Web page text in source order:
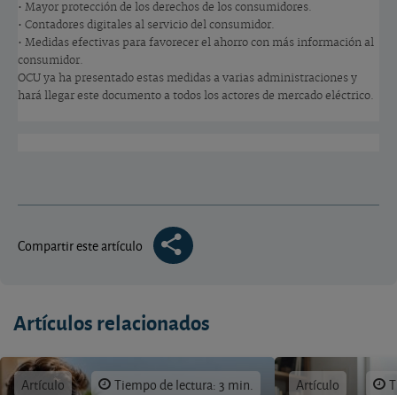
• Mayor protección de los derechos de los consumidores.
• Contadores digitales al servicio del consumidor.
• Medidas efectivas para favorecer el ahorro con más información al
consumidor.
OCU ya ha presentado estas medidas a varias administraciones y
hará llegar este documento a todos los actores de mercado eléctrico.
Compartir este artículo
Artículos relacionados
Artículo Tiempo de lectura: 3 min. Artículo